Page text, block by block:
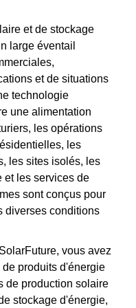
et de stockage
large éventail
et de situations
technologie
une alimentation
les opérations
les
les sites isolés, les
et les services de
sont conçus pour
diverses conditions
vous avez
produits d'énergie
de production solaire
stockage d'énergie,